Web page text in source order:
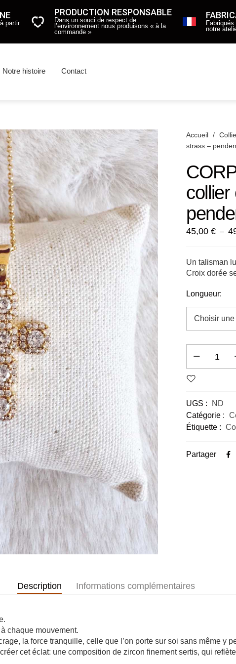
partir
PRODUCTION RESPONSABLE
Dans un souci de respect de
l’environnement nous produisons « à la
commande »
notre
Notre histoire Contact
Accueil /
strass –
45,00 € –
Un talisman
Croix dorée
Longueur:
UGS :
ND
Catégorie :
Étiquette :
Partager
Description Informations complémentaires
chaque mouvement.
la force tranquille, celle que l’on porte sur soi sans même y
cet éclat: une composition de zircon finement sertis, qui